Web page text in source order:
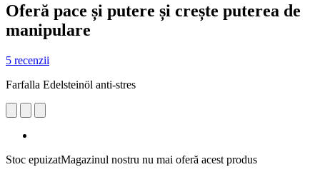
Oferă pace și putere și crește puterea de
manipulare
5 recenzii
Farfalla Edelsteinöl anti-stres
Stoc epuizatMagazinul nostru nu mai oferă acest produs